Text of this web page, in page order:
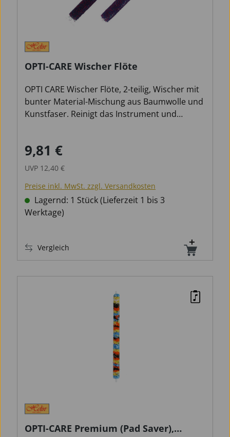
OPTI-CARE Wischer Flöte
OPTI CARE Wischer Flöte, 2-teilig, Wischer mit
bunter Material-Mischung aus Baumwolle und
Kunstfaser. Reinigt das Instrument und
Verkaufspreis:
9,81 €
UVP 12,40 €
Preise inkl. MwSt. zzgl. Versandkosten
Lagernd: 1 Stück (Lieferzeit 1 bis 3
Werktage)
Vergleich
OPTI-CARE Premium (Pad Saver),